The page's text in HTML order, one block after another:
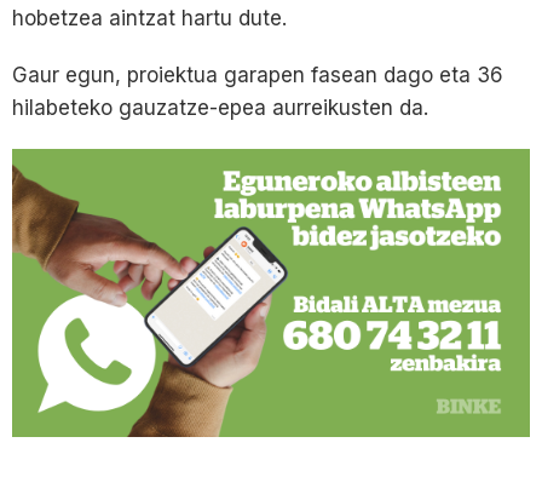
hobetzea aintzat hartu dute.
Gaur egun, proiektua garapen fasean dago eta 36
hilabeteko gauzatze-epea aurreikusten da.